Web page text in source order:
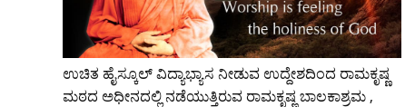
ಉಚಿತ ಹೈಸ್ಕೂಲ್ ವಿದ್ಯಾಭ್ಯಾಸ ನೀಡುವ ಉದ್ದೇಶದಿಂದ ರಾಮಕೃಷ್ಣ
ಮಠದ ಅಧೀನದಲ್ಲಿ ನಡೆಯುತ್ತಿರುವ ರಾಮಕೃಷ್ಣ ಬಾಲಕಾಶ್ರಮ ,